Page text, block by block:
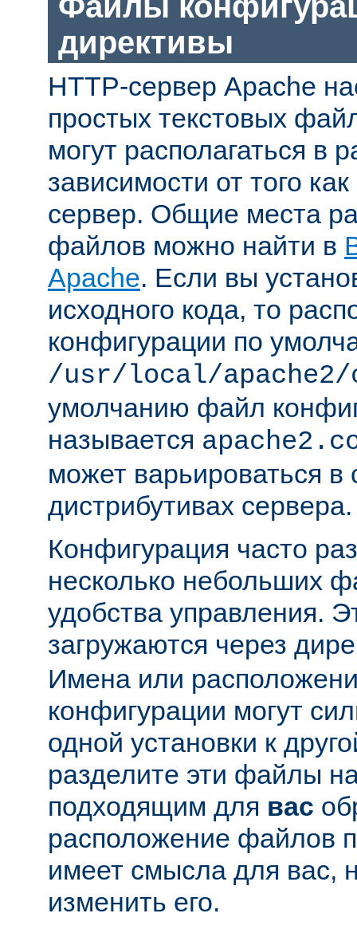
директивы
HTTP-сервер Apache
простых текстовых
могут располагаться в
зависимости от того
сервер. Общие места
файлов можно найти в
Apache. Если вы
исходного кода, то
конфигурации по
/usr/local/apache2/
умолчанию файл
называется
может варьироваться в
дистрибутивах сервера.
Конфигурация часто
несколько небольших
удобства управления.
загружаются через
Имена или
конфигурации могут
одной установки к
разделите эти файлы
подходящим для вас
расположение файлов
имеет смысла для вас,
изменить его.